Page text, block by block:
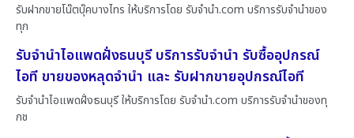
รับฝากขายโน๊ตบุ๊คบางไทร ให้บริการโดย รับจํานํา.com บริการรับจำนำของ
ทุก
รับจำนำไอแพดฝั่งธนบุรี บริการรับจำนำ รับซื้ออุปกรณ์
ไอที ขายของหลุดจำนำ และ รับฝากขายอุปกรณ์ไอที
รับจำนำไอแพดฝั่งธนบุรี ให้บริการโดย รับจํานํา.com บริการรับจำนำของทุ
กช